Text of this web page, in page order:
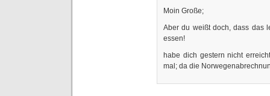
Moin Große;
Aber du weißt doch, dass das
essen!
habe dich gestern nicht
mal; da die